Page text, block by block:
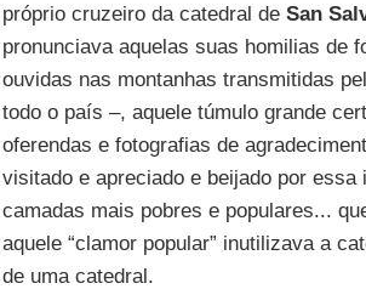
próprio cruzeiro da catedral de San
pronunciava aquelas suas homilias de
ouvidas nas montanhas transmitidas
todo o país –, aquele túmulo grande
oferendas e fotografias de
visitado e apreciado e beijado por
camadas mais pobres e populares...
aquele “clamor popular” inutilizava a
de uma catedral.